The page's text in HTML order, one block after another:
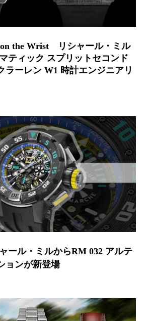
on the Wrist リシャール・ミル
ティック スプリットセコンド
ラーレン W1 時計エンジニアリ
ル・ミルからRM 032 アルティメッ
登場
ール・ミルからRM 032 アルテ
ョンが新登場
めに映える、クルマがテーマの優